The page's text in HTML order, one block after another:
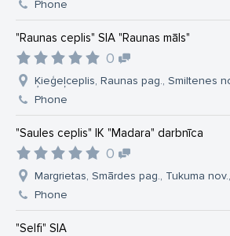
Phone
"Raunas ceplis" SIA "Raunas māls"
0
Ķieģeļceplis, Raunas pag., Smiltenes
Phone
"Saules ceplis" IK "Madara" darbnīca
0
Margrietas, Smārdes pag., Tukuma
Phone
"Selfi" SIA